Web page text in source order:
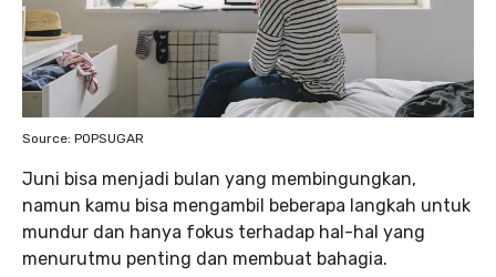
Source: POPSUGAR
Juni bisa menjadi bulan yang membingungkan,
namun kamu bisa mengambil beberapa langkah untuk
mundur dan hanya fokus terhadap hal-hal yang
menurutmu penting dan membuat bahagia.